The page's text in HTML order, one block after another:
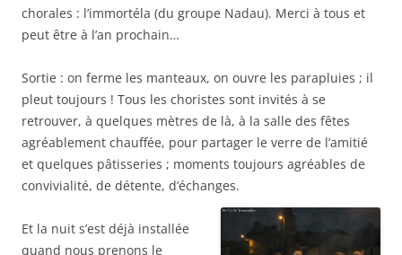
chorales : l’immortéla (du groupe Nadau). Merci à tous et
peut être à l’an prochain…
Sortie : on ferme les manteaux, on ouvre les parapluies ; il
pleut toujours ! Tous les choristes sont invités à se
retrouver, à quelques mètres de là, à la salle des fêtes
agréablement chauffée, pour partager le verre de l’amitié
et quelques pâtisseries ; moments toujours agréables de
convivialité, de détente, d’échanges.
Et la nuit s’est déjà installée
quand nous prenons le